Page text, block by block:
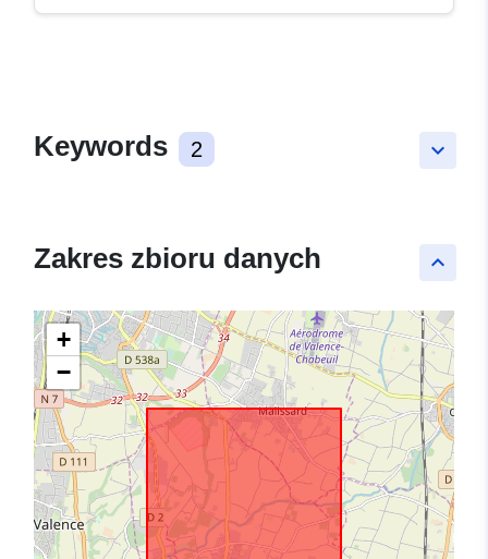
keyboard_arrow_down
Keywords 2
keyboard_arrow_up
Zakres zbioru danych
+
−